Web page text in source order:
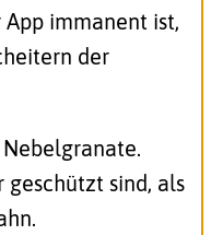
immanent ist,
der
geschützt sind, als